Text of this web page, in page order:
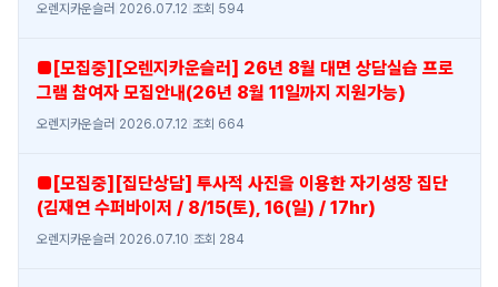
오렌지카운슬러 2026.07.12 조회 594
■[모집중][오렌지카운슬러] 26년 8월 대면 상담실습 프로
그램 참여자 모집안내(26년 8월 11일까지 지원가능)
오렌지카운슬러 2026.07.12 조회 664
■[모집중][집단상담] 투사적 사진을 이용한 자기성장 집단
(김재연 수퍼바이저 / 8/15(토), 16(일) / 17hr)
오렌지카운슬러 2026.07.10 조회 284